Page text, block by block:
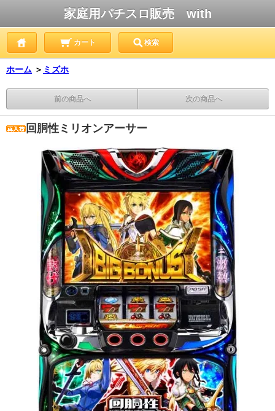
家庭用パチスロ販売 with
カート 検索
ホーム ＞ ミズホ
前の商品へ 次の商品へ
回胴性ミリオンアーサー